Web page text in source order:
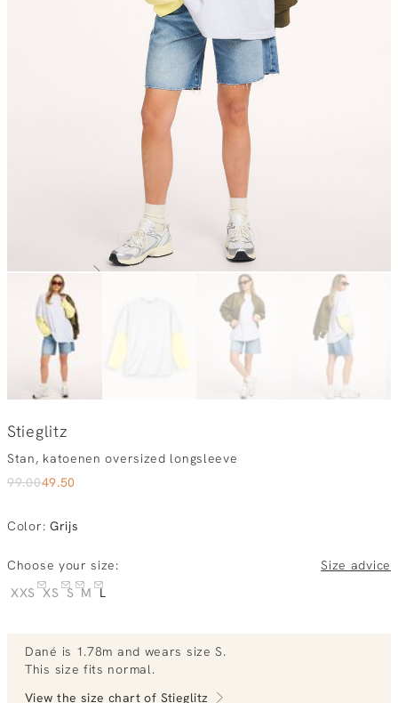
Stieglitz
Stan, katoenen oversized longsleeve
99.0049.50
Color: Grijs
Choose your size:
Size advice
XXS XS S M L
Dané is 1.78m and wears size S.
This size fits normal .
View the size chart of Stieglitz